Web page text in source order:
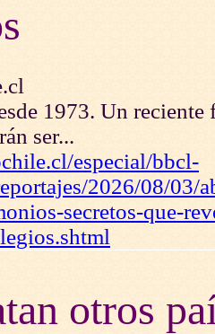
1973. Un
ser...
especial/bbcl-
2026/08/03/
secretos-que-
otros